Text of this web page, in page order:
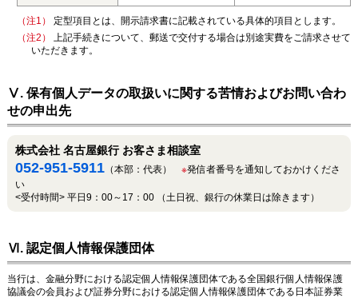
（注1）
定型項目とは、開示請求書に記載されている具体的項目とします。
（注2）
上記手続きについて、郵送で交付する場合は別途実費をご請求させて
いただきます。
Ⅴ. 保有個人データの取扱いに関する苦情およびお問い合わ
せの申出先
株式会社 名古屋銀行 お客さま相談室
052-951-5911（本部：代表） ※発信者番号を通知しておかけくださ
い
<受付時間> 平日9：00～17：00 （土日祝、銀行の休業日は除きます）
Ⅵ. 認定個人情報保護団体
当行は、金融分野における認定個人情報保護団体である全国銀行個人情報保護
協議会の会員および証券分野における認定個人情報保護団体である日本証券業